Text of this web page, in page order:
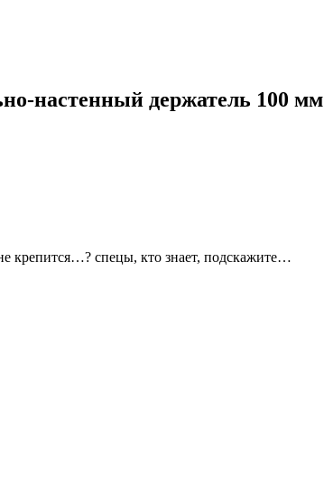
настенный держатель 100 мм
крепится…? спецы, кто знает, подскажите…